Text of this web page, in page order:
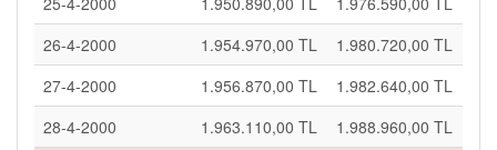
26-4-2000
1.954.970,00 TL
1.980.720,00 TL
27-4-2000
1.956.870,00 TL
1.982.640,00 TL
28-4-2000
1.963.110,00 TL 1.988.960,00 TL